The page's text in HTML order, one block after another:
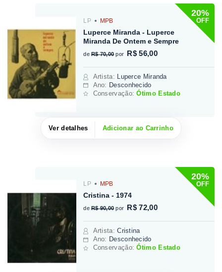
20%
OFF
LP MPB
Luperce Miranda - Luperce
Miranda De Ontem e Sempre
de R$ 70,00 por R$ 56,00
Artista: Luperce Miranda
Ano: Desconhecido
Conservação:Ótimo Estado
Ver detalhes Adicionar ao Carrinho
20%
OFF
LP MPB
Cristina - 1974
de R$ 90,00 por R$ 72,00
Artista:Cristina
Ano: Desconhecido
Conservação:Ótimo Estado